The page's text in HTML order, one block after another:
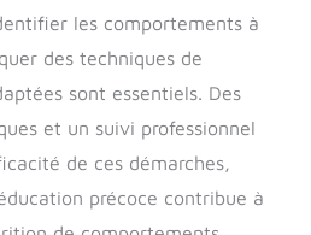
les comportements à
des techniques de
sont essentiels. Des
et un suivi professionnel
de ces démarches,
précoce contribue à